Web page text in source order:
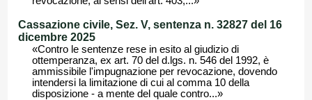
Cassazione civile, Sez. V, sentenza n. 32827 del 16
dicembre 2025
«Contro le sentenze rese in esito al giudizio di
ottemperanza, ex art. 70 del d.lgs. n. 546 del 1992, è
ammissibile l'impugnazione per revocazione, dovendo
intendersi la limitazione di cui al comma 10 della
disposizione - a mente del quale contro...»